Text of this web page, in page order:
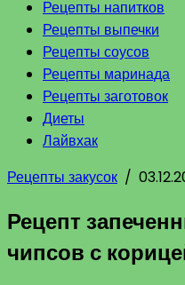
Рецепты напитков
Рецепты выпечки
Рецепты соусов
Рецепты маринада
Рецепты заготовок
Диеты
Лайвхак
Рецепты закусок /
Рецепт
чипсов с